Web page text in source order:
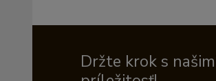
Držte krok s